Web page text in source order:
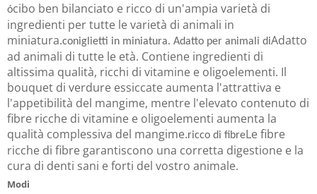
ócibo ben bilanciato e ricco di un'ampia varietà di
ingredienti per tutte le varietà di animali in
miniatura.coniglietti in miniatura. Adatto per animali diAdatto
ad animali di tutte le età. Contiene ingredienti di
altissima qualità, ricchi di vitamine e oligoelementi. Il
bouquet di verdure essiccate aumenta l'attrattiva e
l'appetibilità del mangime, mentre l'elevato contenuto di
fibre ricche di vitamine e oligoelementi aumenta la
qualità complessiva del mangime.ricco di fibreLe fibre
ricche di fibre garantiscono una corretta digestione e la
cura di denti sani e forti del vostro animale.
Modi